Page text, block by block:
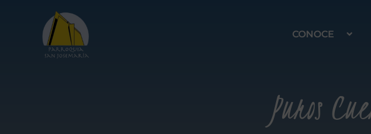
CONOCE
Puros